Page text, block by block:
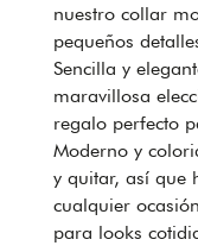
nuestro collar
pequeños
Sencilla y
maravillosa
regalo perfecto
Moderno y
y quitar, así que
cualquier
para looks